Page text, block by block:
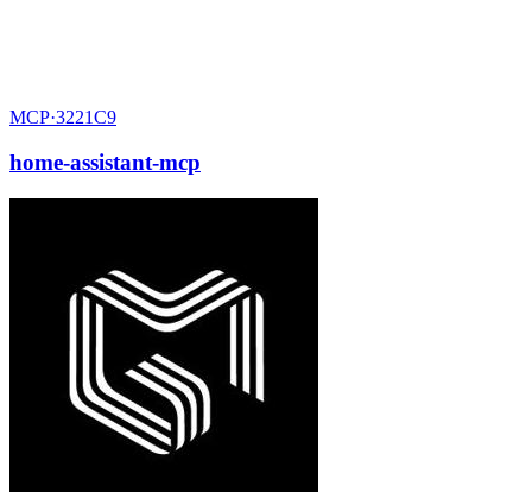
MCP·3221C9
home-assistant-mcp